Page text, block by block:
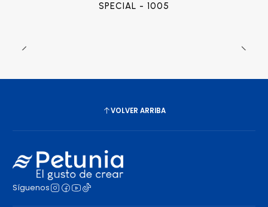
SPECIAL - 1005
VOLVER ARRIBA
Síguenos